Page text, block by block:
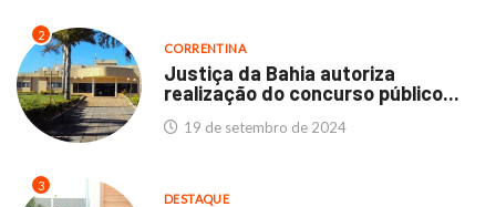
2
CORRENTINA
Justiça da Bahia autoriza
realização do concurso público...
19 de setembro de 2024
3
DESTAQUE